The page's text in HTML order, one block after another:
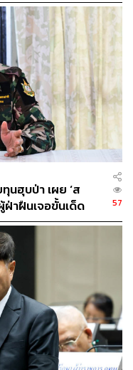
จะดำเนินการติดตาม
ย่างใกล้ชิด เพื่อให้
ผู้โดยสารสามารถ
ม์ได้ที่เว็บไซต์
https://
ลเพิ่มเติมที่ศูนย์
24 ชั่วโมง
หัวลำโพง
แก่น
นครราชสีมา
677
นฮุบป่า เผย ‘ส
ฝ่าฝืนเจอขั้นเด็ด
57